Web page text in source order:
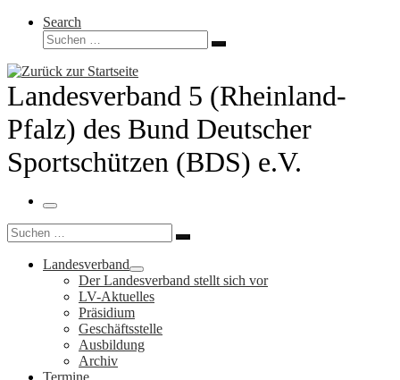
Search
Suche
Suchen …
Landesverband 5 (Rheinland-
Pfalz) des Bund Deutscher
Sportschützen (BDS) e.V.
Menü
Suche
Suchen …
Landesverband
Der Landesverband stellt sich vor
LV-Aktuelles
Präsidium
Geschäftsstelle
Ausbildung
Archiv
Termine